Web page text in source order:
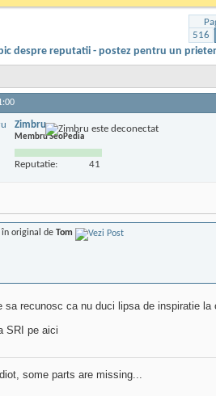
516
despre reputatii - postez pentru un
Zimbru
Membru SeoPedia
Reputatie: 41
în original de Tom
sa recunosc ca nu duci lipsa de inspiratie la
SRI pe aici
some parts are missing...